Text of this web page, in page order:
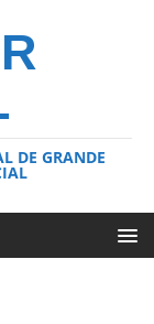
DE GRANDE